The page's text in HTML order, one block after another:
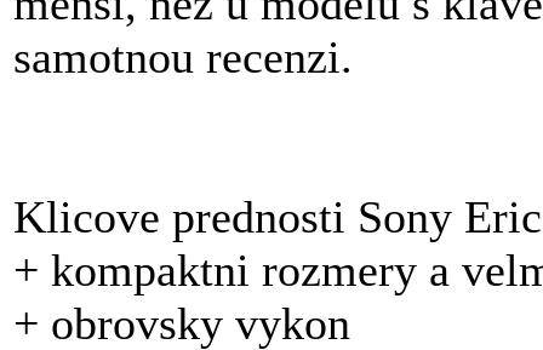
samotnou recenzi.
Klicove prednosti Sony
+ kompaktni rozmery a
+ obrovsky vykon